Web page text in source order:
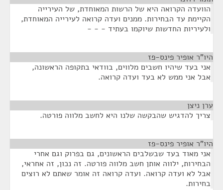
הוועדה הקרואה היא של הרשות המאוחדת, של העירייה
הקיימת עד הבחירות. ממנים ועדה קרואה לעירייה המאוחדת,
ולעיריות החדשות שיוקמו בעתיד - - -
היו"ר אופיר פינס-פז
אני בעד שיהיו חשבים מלווים, בוודאי בתקופה הראשונה,
אבל אני ממש לא בעד ועדה קרואה.
ערן ניצן
צריך להדגיש שהבקשה שלנו היא לחשב מלווה פורטה.
היו"ר אופיר פינס-פז
אני מאוד בעד שבשלבים הראשונים, גם בפרוק וגם אחרי
הבחירות, ילווה אותן חשב מלווה פורטה. זה נכון, זה אחראי,
אבל לא ועדה קרואה. ועדה קרואה זה אומר שאתם לא רוצים
בחירות.